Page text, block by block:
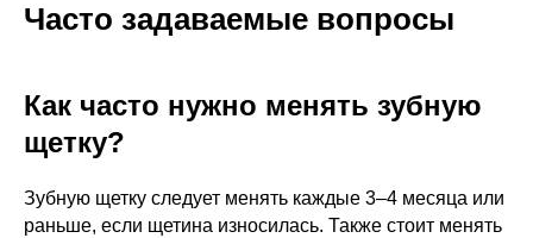
Часто задаваемые вопросы
Как часто нужно менять зубную
щетку?
Зубную щетку следует менять каждые 3–4 месяца или
раньше, если щетина износилась. Также стоит менять